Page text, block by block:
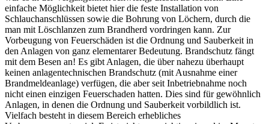
einfache Möglichkeit bietet hier die feste Installation von
Schlauchanschlüssen sowie die Bohrung von Löchern, durch die
man mit Löschlanzen zum Brandherd vordringen kann. Zur
Vorbeugung von Feuerschäden ist die Ordnung und Sauberkeit in
den Anlagen von ganz elementarer Bedeutung. Brandschutz fängt
mit dem Besen an! Es gibt Anlagen, die über nahezu überhaupt
keinen anlagentechnischen Brandschutz (mit Ausnahme einer
Brandmeldeanlage) verfügen, die aber seit Inbetriebnahme noch
nicht einen einzigen Feuerschaden hatten. Dies sind für gewöhnlich
Anlagen, in denen die Ordnung und Sauberkeit vorbildlich ist.
Vielfach besteht in diesem Bereich erhebliches